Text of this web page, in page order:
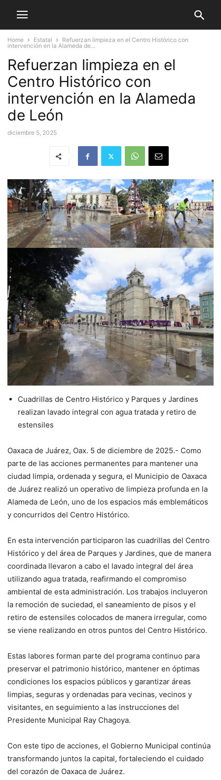
Home Estatal
Refuerzan limpieza en el Centro Histórico con
intervención en la Alameda de...
Refuerzan limpieza en el
Centro Histórico con
intervención en la Alameda
de León
diciembre 5, 2025
Cuadrillas de Centro Histórico y Parques y Jardines
realizan lavado integral con agua tratada y retiro de
estensiles
Oaxaca de Juárez, Oax. 5 de diciembre de 2025.- Como
parte de las acciones permanentes para mantener una
ciudad limpia, ordenada y segura, el Municipio de Oaxaca
de Juárez realizó un operativo de limpieza profunda en la
Alameda de León, uno de los espacios más emblemáticos
y concurridos del Centro Histórico.
En esta intervención participaron las cuadrillas del Centro
Histórico y del área de Parques y Jardines, que de manera
coordinada llevaron a cabo el lavado integral del área
utilizando agua tratada, reafirmando el compromiso
ambiental de esta administración. Los trabajos incluyeron
la remoción de suciedad, el saneamiento de pisos y el
retiro de estensiles colocados de manera irregular, como
se viene realizando en otros puntos del Centro Histórico.
Estas labores forman parte del programa continuo para
preservar el patrimonio histórico, mantener en óptimas
condiciones los espacios públicos y garantizar áreas
limpias, seguras y ordenadas para vecinas, vecinos y
visitantes, en seguimiento a las instrucciones del
Presidente Municipal Ray Chagoya.
Con este tipo de acciones, el Gobierno Municipal continúa
transformando juntos la capital, fortaleciendo el cuidado
del corazón de Oaxaca de Juárez.